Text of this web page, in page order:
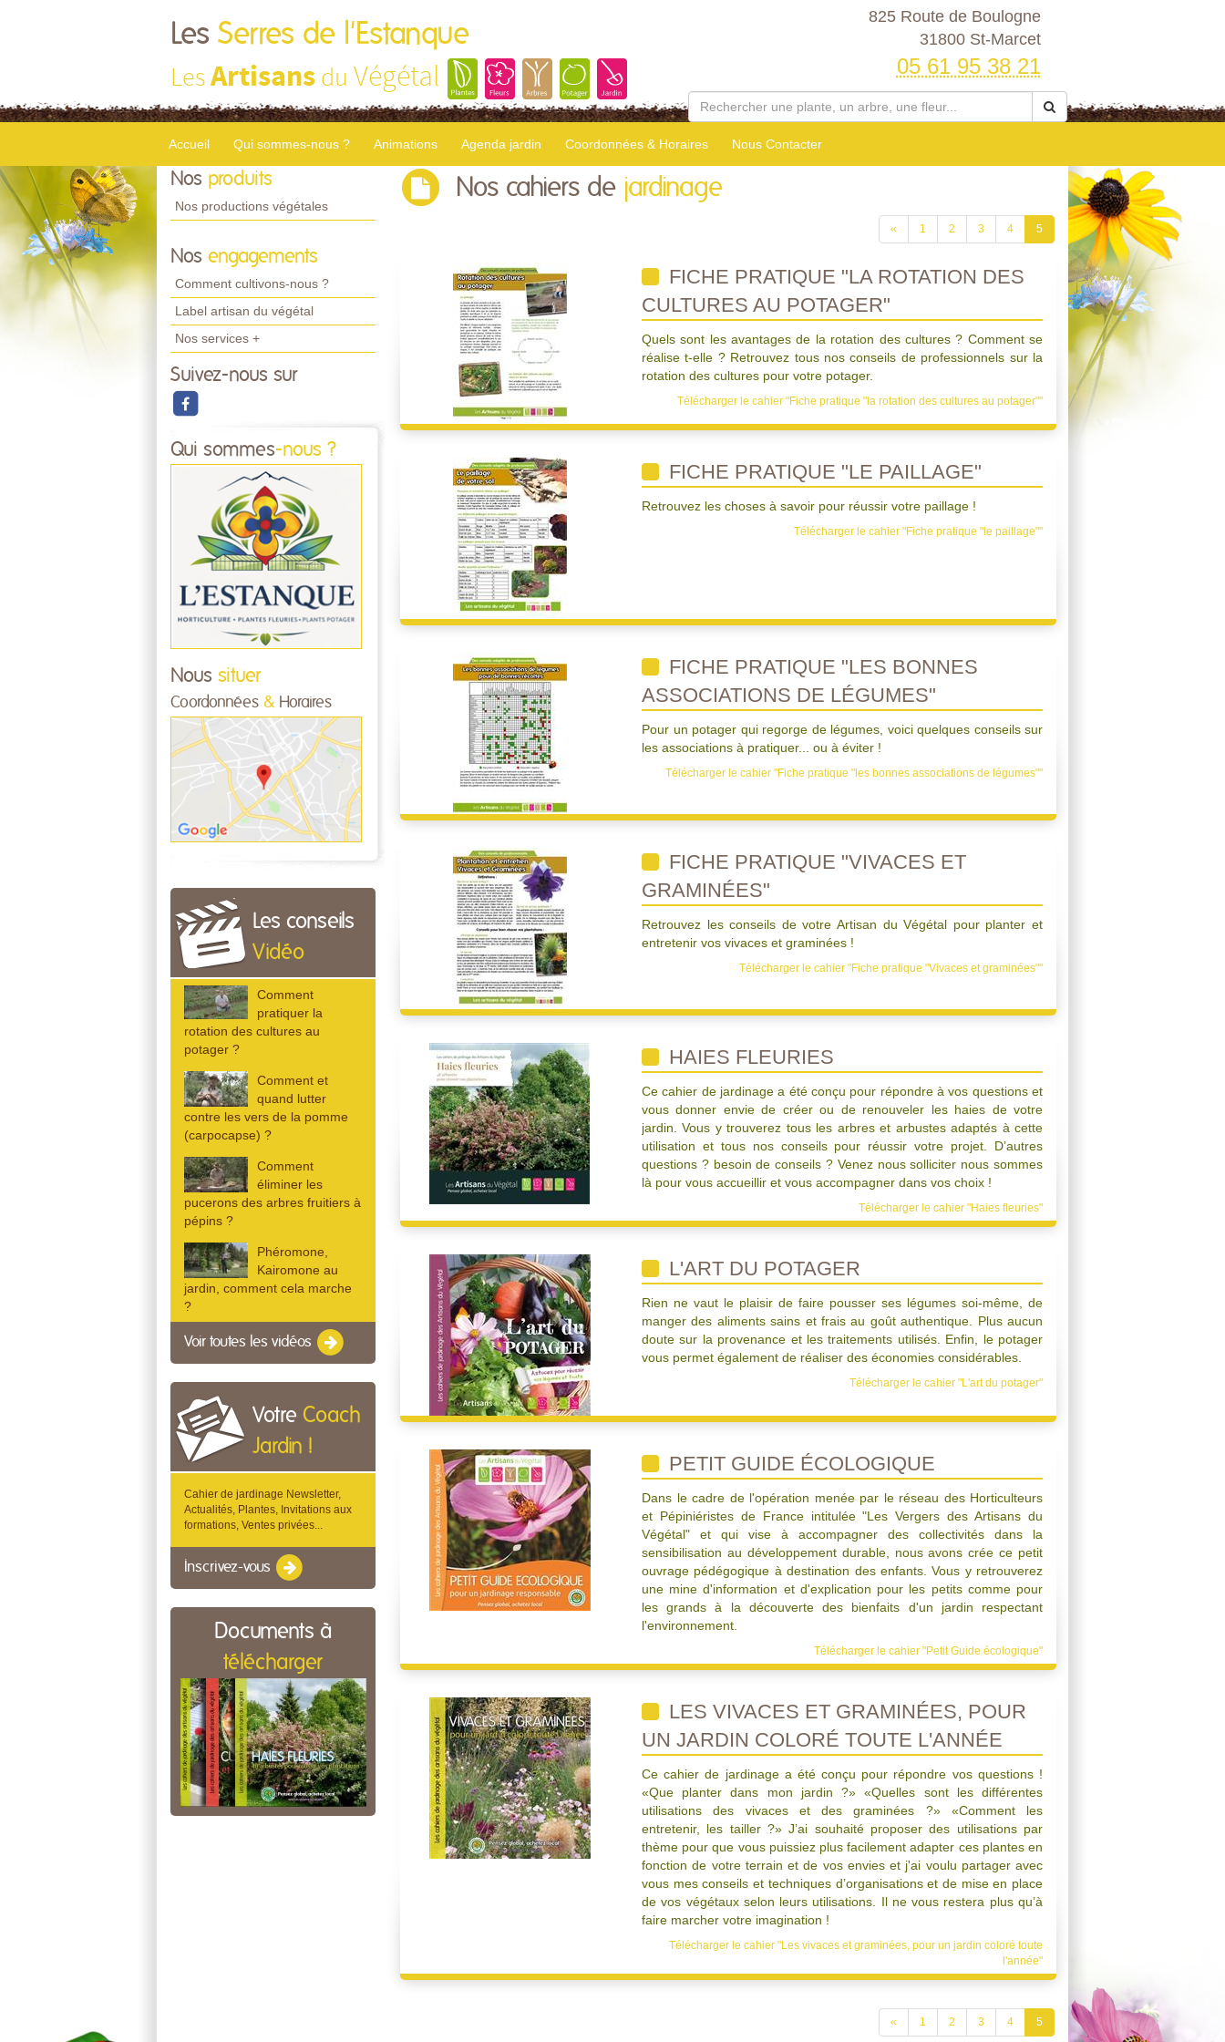
Les Serres de l'Estanque
LesArtisans du Végétal
825 Route de Boulogne
31800 St-Marcet
05 61 95 38 21
Accueil Qui sommes-nous ? Animations Agenda jardin Coordonnées & Horaires Nous Contacter
Nos produits
Nos productions végétales
Nos engagements
Comment cultivons-nous ?
Label artisan du végétal
Nos services +
Suivez-nous sur
Qui sommes-nous ?
Nous situer
Coordonnées & Horaires
Les conseils
Vidéo
Comment
pratiquer la
rotation des cultures au
potager ?
Comment et
quand lutter
contre les vers de la pomme
(carpocapse) ?
Comment
éliminer les
pucerons des arbres fruitiers à
pépins ?
Phéromone,
Kairomone au
jardin, comment cela marche
?
Voir toutes les vidéos
Votre Coach
Jardin !
Cahier de jardinage Newsletter,
Actualités, Plantes, Invitations aux
formations, Ventes privées...
Inscrivez-vous
Documents à
télécharger
Nos cahiers de jardinage
« 1 2 3 4 5
FICHE PRATIQUE "LA ROTATION DES
CULTURES AU POTAGER"
Quels sont les avantages de la rotation des cultures ? Comment se
réalise t-elle ? Retrouvez tous nos conseils de professionnels sur la
rotation des cultures pour votre potager.
Télécharger le cahier "Fiche pratique "la rotation des cultures au potager""
FICHE PRATIQUE "LE PAILLAGE"
Retrouvez les choses à savoir pour réussir votre paillage !
Télécharger le cahier "Fiche pratique "le paillage""
FICHE PRATIQUE "LES BONNES
ASSOCIATIONS DE LÉGUMES"
Pour un potager qui regorge de légumes, voici quelques conseils sur
les associations à pratiquer... ou à éviter !
Télécharger le cahier "Fiche pratique "les bonnes associations de légumes""
FICHE PRATIQUE "VIVACES ET
GRAMINÉES"
Retrouvez les conseils de votre Artisan du Végétal pour planter et
entretenir vos vivaces et graminées !
Télécharger le cahier "Fiche pratique "Vivaces et graminées""
HAIES FLEURIES
Ce cahier de jardinage a été conçu pour répondre à vos questions et
vous donner envie de créer ou de renouveler les haies de votre
jardin. Vous y trouverez tous les arbres et arbustes adaptés à cette
utilisation et tous nos conseils pour réussir votre projet. D’autres
questions ? besoin de conseils ? Venez nous solliciter nous sommes
là pour vous accueillir et vous accompagner dans vos choix !
Télécharger le cahier "Haies fleuries"
L'ART DU POTAGER
Rien ne vaut le plaisir de faire pousser ses légumes soi-même, de
manger des aliments sains et frais au goût authentique. Plus aucun
doute sur la provenance et les traitements utilisés. Enfin, le potager
vous permet également de réaliser des économies considérables.
Télécharger le cahier "L'art du potager"
PETIT GUIDE ÉCOLOGIQUE
Dans le cadre de l'opération menée par le réseau des Horticulteurs
et Pépiniéristes de France intitulée "Les Vergers des Artisans du
Végétal" et qui vise à accompagner des collectivités dans la
sensibilisation au développement durable, nous avons crée ce petit
ouvrage pédégogique à destination des enfants. Vous y retrouverez
une mine d'information et d'explication pour les petits comme pour
les grands à la découverte des bienfaits d'un jardin respectant
l'environnement.
Télécharger le cahier "Petit Guide écologique"
LES VIVACES ET GRAMINÉES, POUR
UN JARDIN COLORÉ TOUTE L'ANNÉE
Ce cahier de jardinage a été conçu pour répondre vos questions !
«Que planter dans mon jardin ?» «Quelles sont les différentes
utilisations des vivaces et des graminées ?» «Comment les
entretenir, les tailler ?» J’ai souhaité proposer des utilisations par
thème pour que vous puissiez plus facilement adapter ces plantes en
fonction de votre terrain et de vos envies et j'ai voulu partager avec
vous mes conseils et techniques d’organisations et de mise en place
de vos végétaux selon leurs utilisations. Il ne vous restera plus qu’à
faire marcher votre imagination !
Télécharger le cahier "Les vivaces et graminées, pour un jardin coloré toute
l'année"
« 1 2 3 4 5